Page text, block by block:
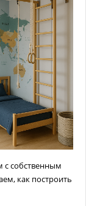
с собственным
как построить